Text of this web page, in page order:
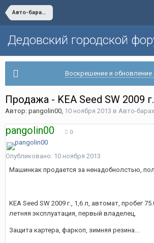
Авто-барахолка
Дедовский городской
Воскрешение и
Продажа - KEA Seed SW 2009 г.
Автор: pangolin00, 10 ноября 2013 в Авто-
pangolin00 0
Опубликовано: 10 ноября 2013
Машинкак продается за ненадобнолстью,
KEA Seed SW 2009 г., 1,6 л, автомат, пробег
летняя эксплуатация, первый владелец,
Защита картера, фаркоп, зимняя резина...